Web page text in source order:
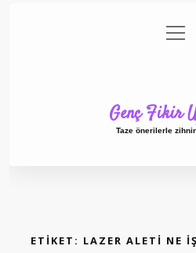
Gizlilik menüyü
aç
Genç Fikir
Taze önerilerle
ETIKET: LAZER ALETI NE